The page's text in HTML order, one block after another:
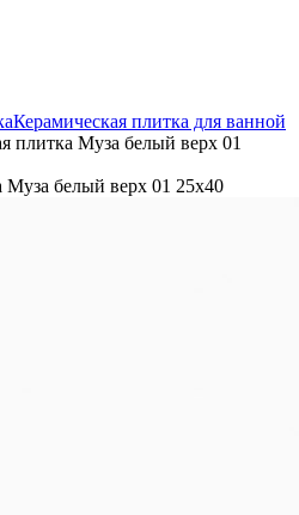
Керамическая плитка для ванной
плитка Муза белый верх 01
белый верх 01 25х40